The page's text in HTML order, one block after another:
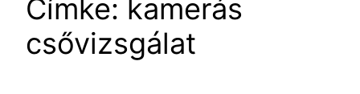
Címke: kamerás
csővizsgálat